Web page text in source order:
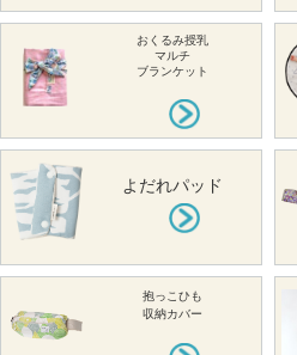
おくるみ授乳
マルチ
ブランケット
よだれパッド
抱っこひも
収納カバー